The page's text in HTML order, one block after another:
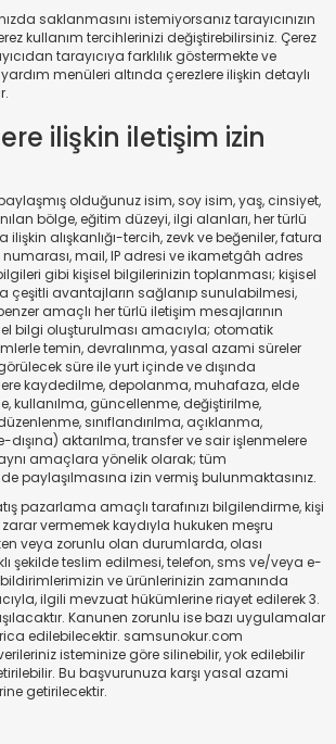
saklanmasını istemiyorsanız tarayıcınızın
kullanım tercihlerinizi değiştirebilirsiniz. Çerez
tarayıcıya farklılık göstermekte ve
menüleri altında çerezlere ilişkin detaylı
ilişkin iletişim izin
olduğunuz isim, soy isim, yaş, cinsiyet,
bölge, eğitim düzeyi, ilgi alanları, her türlü
ilişkin alışkanlığı-tercih, zevk ve beğeniler, fatura
mail, IP adresi ve ikametgâh adres
gibi kişisel bilgilerinizin toplanması; kişisel
çeşitli avantajların sağlanıp sunulabilmesi,
amaçlı her türlü iletişim mesajlarının
bilgi oluşturulması amacıyla; otomatik
temin, devralınma, yasal azami süreler
süre ile yurt içinde ve dışında
kaydedilme, depolanma, muhafaza, elde
kullanılma, güncellenme, değiştirilme,
sınıflandırılma, açıklanma,
dışına) aktarılma, transfer ve sair işlenmelere
amaçlara yönelik olarak; tüm
paylaşılmasına izin vermiş bulunmaktasınız.
pazarlama amaçlı tarafınızı bilgilendirme, kişi
vermemek kaydıyla hukuken meşru
veya zorunlu olan durumlarda, olası
şekilde teslim edilmesi, telefon, sms ve/veya e-
ve ürünlerinizin zamanında
ilgili mevzuat hükümlerine riayet edilerek 3.
Kanunen zorunlu ise bazı uygulamalar
edilebilecektir. samsunokur.com
isteminize göre silinebilir, yok edilebilir
Bu başvurunuza karşı yasal azami
getirilecektir.